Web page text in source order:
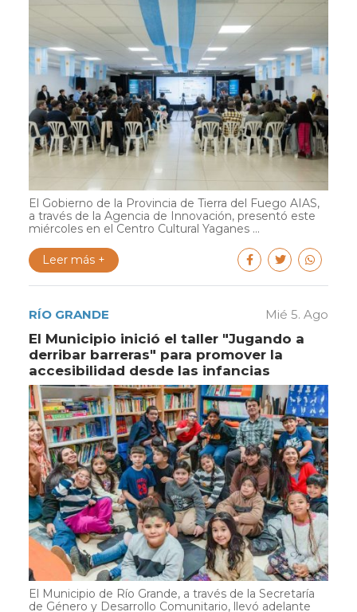
El Gobierno de la Provincia de Tierra del Fuego AIAS,
a través de la Agencia de Innovación, presentó este
miércoles en el Centro Cultural Yaganes ...
Leer más +
RÍO GRANDE Mié 5. Ago
El Municipio inició el taller "Jugando a
derribar barreras" para promover la
accesibilidad desde las infancias
El Municipio de Río Grande, a través de la Secretaría
de Género y Desarrollo Comunitario, llevó adelante